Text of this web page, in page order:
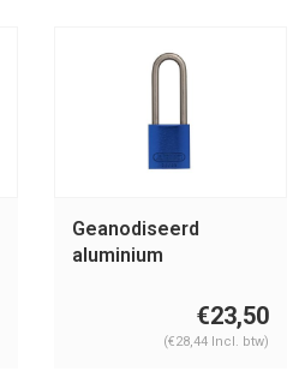
Geanodiseerd
aluminium
blauw 72IB/30HB50
€23,50
(€28,44 Incl. btw)